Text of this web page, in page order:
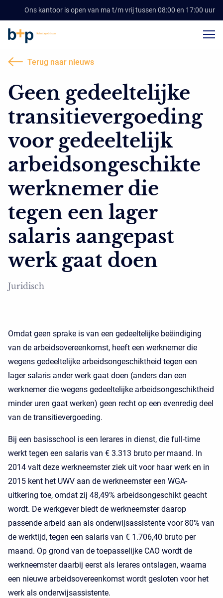
Ons kantoor is open van ma t/m vrij tussen 08:00 en 17:00 uur
Terug naar nieuws
Geen gedeeltelijke
transitievergoeding
voor gedeeltelijk
arbeidsongeschikte
werknemer die
tegen een lager
salaris aangepast
werk gaat doen
Juridisch
Omdat geen sprake is van een gedeeltelijke beëindiging
van de arbeidsovereenkomst, heeft een werknemer die
wegens gedeeltelijke arbeidsongeschiktheid tegen een
lager salaris ander werk gaat doen (anders dan een
werknemer die wegens gedeeltelijke arbeidsongeschiktheid
minder uren gaat werken) geen recht op een evenredig deel
van de transitievergoeding.
Bij een basisschool is een lerares in dienst, die full-time
werkt tegen een salaris van € 3.313 bruto per maand. In
2014 valt deze werkneemster ziek uit voor haar werk en in
2015 kent het UWV aan de werkneemster een WGA-
uitkering toe, omdat zij 48,49% arbeidsongeschikt geacht
wordt. De werkgever biedt de werkneemster daarop
passende arbeid aan als onderwijsassistente voor 80% van
de werktijd, tegen een salaris van € 1.706,40 bruto per
maand. Op grond van de toepasselijke CAO wordt de
werkneemster daarbij eerst als lerares ontslagen, waarna
een nieuwe arbeidsovereenkomst wordt gesloten voor het
werk als onderwijsassistente.